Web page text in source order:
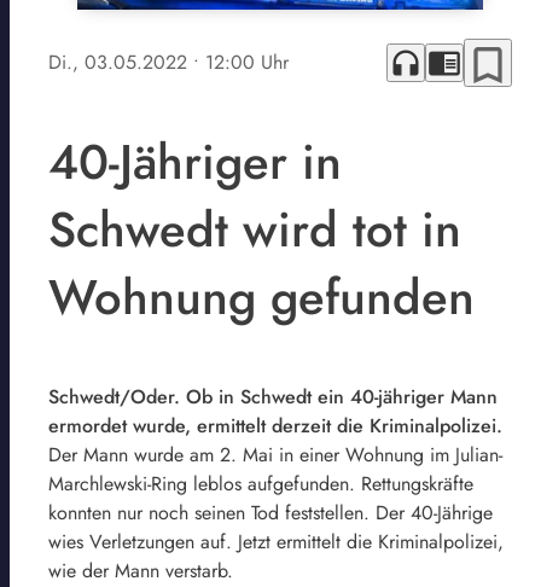
Di., 03.05.2022 • 12:00 Uhr headphones chrome_reader_mode bookmark_border
40-Jähriger in
Schwedt wird tot in
Wohnung gefunden
Schwedt/Oder. Ob in Schwedt ein 40-jähriger Mann
ermordet wurde, ermittelt derzeit die Kriminalpolizei.
Der Mann wurde am 2. Mai in einer Wohnung im Julian-
Marchlewski-Ring leblos aufgefunden. Rettungskräfte
konnten nur noch seinen Tod feststellen. Der 40-Jährige
wies Verletzungen auf. Jetzt ermittelt die Kriminalpolizei,
wie der Mann verstarb.